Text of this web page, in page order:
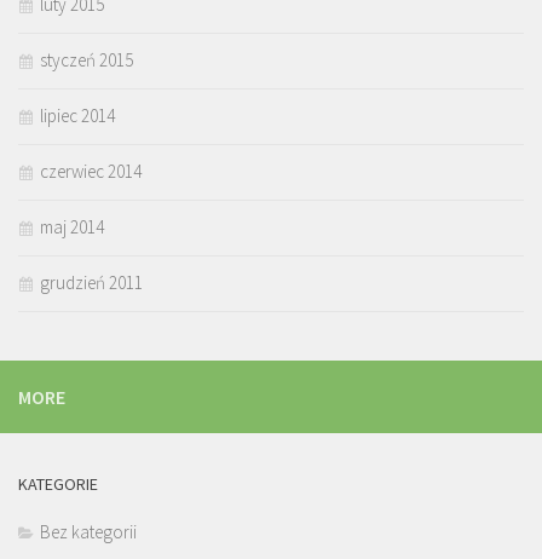
styczeń 2015
lipiec 2014
czerwiec 2014
maj 2014
grudzień 2011
MORE
KATEGORIE
Bez kategorii